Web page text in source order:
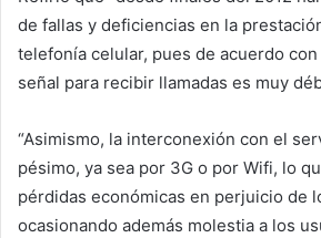
de fallas y deficiencias en la
telefonía celular, pues de acuerdo
señal para recibir llamadas es muy
“Asimismo, la interconexión con el
pésimo, ya sea por 3G o por Wifi, lo
pérdidas económicas en perjuicio de
ocasionando además molestia a los